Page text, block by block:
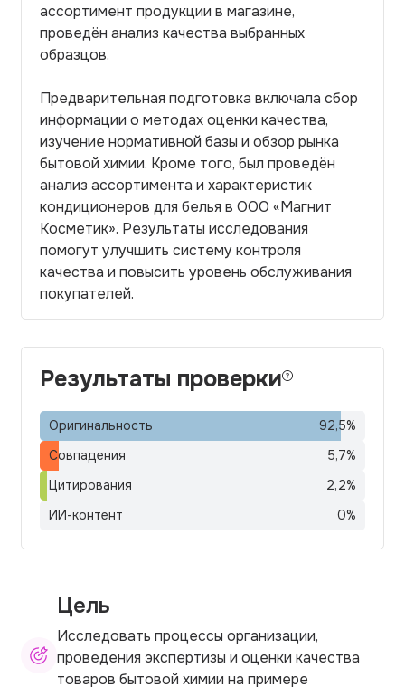
ассортимент продукции в магазине,
проведён анализ качества выбранных
образцов.
Предварительная подготовка включала сбор
информации о методах оценки качества,
изучение нормативной базы и обзор рынка
бытовой химии. Кроме того, был проведён
анализ ассортимента и характеристик
кондиционеров для белья в ООО «Магнит
Косметик». Результаты исследования
помогут улучшить систему контроля
качества и повысить уровень обслуживания
покупателей.
Результаты проверки
Оригинальность 92,5%
Совпадения
5,7%
Цитирования
2,2%
ИИ-контент
0%
Цель
Исследовать процессы организации,
проведения экспертизы и оценки качества
товаров бытовой химии на примере